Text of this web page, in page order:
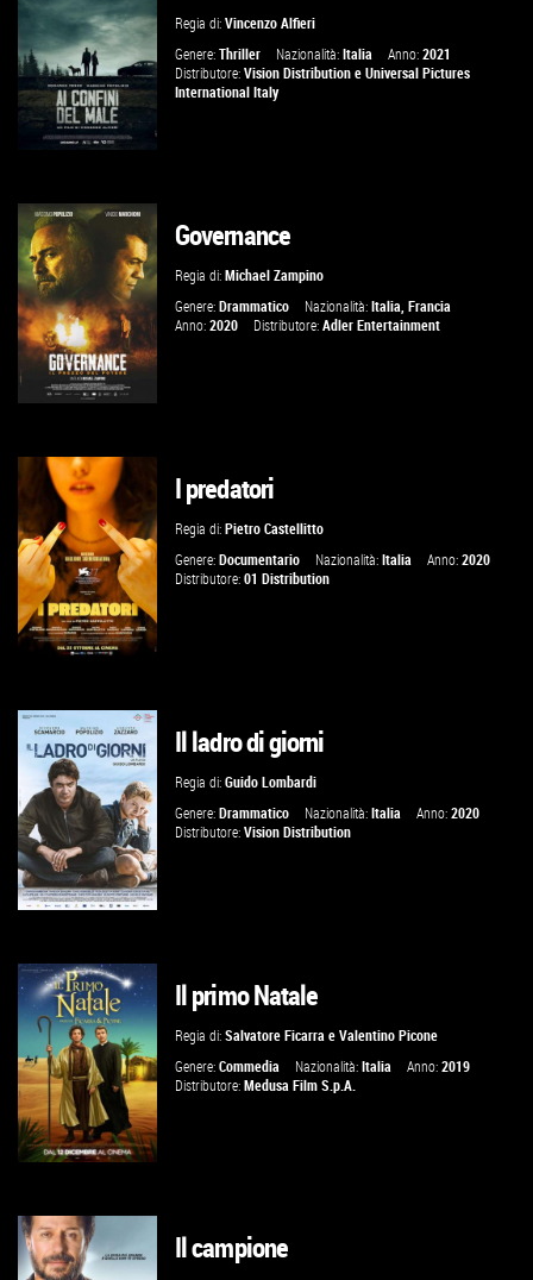
VAI ALLA SCHEDA
GUARDA IL TRAILER
VAI ALLA SCHEDA
Regia di:Vincenzo Alfieri
Genere:Thriller Nazionalità:Italia Anno:2021
Distributore:Vision Distribution eUniversal Pictures
International Italy
VAI ALLA SCHEDA
Governance
Regia di:Michael Zampino
Genere:Drammatico Nazionalità:Italia,Francia
Anno:2020 Distributore:Adler Entertainment
GUARDA IL TRAILER
VAI ALLA SCHEDA
I predatori
Regia di:Pietro Castellitto
Genere:Documentario Nazionalità:Italia Anno:2020
Distributore:01 Distribution
GUARDA IL TRAILER
VAI ALLA SCHEDA
Il ladro di giorni
Regia di:Guido Lombardi
Genere:Drammatico Nazionalità:Italia Anno:2020
Distributore:Vision Distribution
GUARDA IL TRAILER
Il primo Natale
Regia di:Salvatore Ficarra eValentino Picone
Genere:Commedia Nazionalità:Italia Anno:2019
Distributore:Medusa Film S.p.A.
Il campione